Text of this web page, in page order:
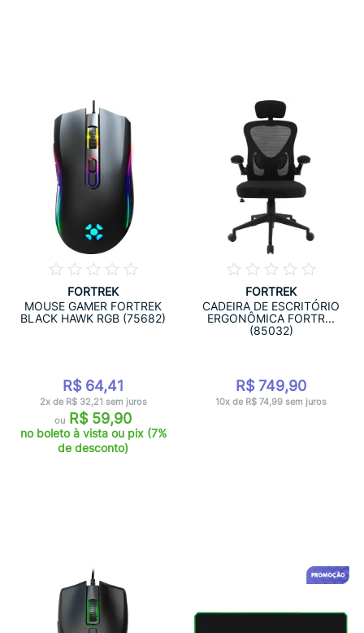
FORTREK
MOUSE GAMER FORTREK
BLACK HAWK RGB (75682)
R$ 64,41
2x de R$ 32,21 sem juros
ou R$ 59,90
no boleto à vista ou pix (7%
de desconto)
FORTREK
CADEIRA DE ESCRITÓRIO
ERGONÔMICA FORTR...
(85032)
R$ 749,90
10x de R$ 74,99 sem juros